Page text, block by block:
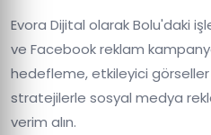
Evora Dijital olarak Bolu'daki
ve Facebook reklam
hedefleme, etkileyici görseller
stratejilerle sosyal medya
verim alın.